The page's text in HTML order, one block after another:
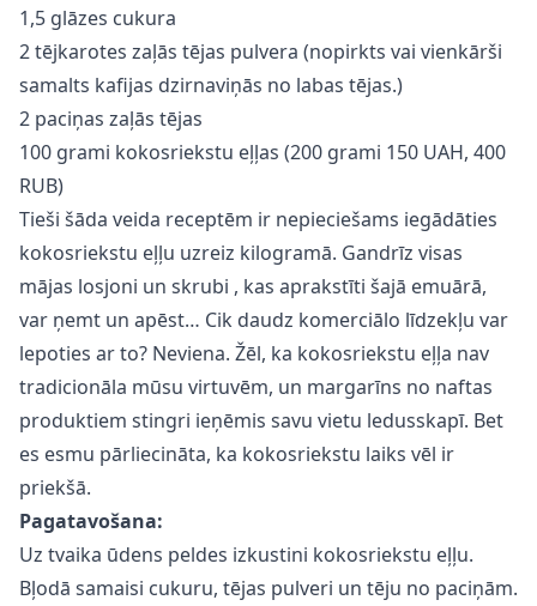
1,5 glāzes cukura
2 tējkarotes zaļās tējas pulvera (nopirkts vai vienkārši
samalts kafijas dzirnaviņās no labas tējas.)
2 paciņas zaļās tējas
100 grami kokosriekstu eļļas (200 grami 150 UAH, 400
RUB)
Tieši šāda veida receptēm ir nepieciešams iegādāties
kokosriekstu eļļu uzreiz kilogramā. Gandrīz visas
mājas losjoni un skrubi , kas aprakstīti šajā emuārā,
var ņemt un apēst… Cik daudz komerciālo līdzekļu var
lepoties ar to? Neviena. Žēl, ka kokosriekstu eļļa nav
tradicionāla mūsu virtuvēm, un margarīns no naftas
produktiem stingri ieņēmis savu vietu ledusskapī. Bet
es esmu pārliecināta, ka kokosriekstu laiks vēl ir
priekšā.
Pagatavošana:
Uz tvaika ūdens peldes izkustini kokosriekstu eļļu.
Bļodā samaisi cukuru, tējas pulveri un tēju no paciņām.